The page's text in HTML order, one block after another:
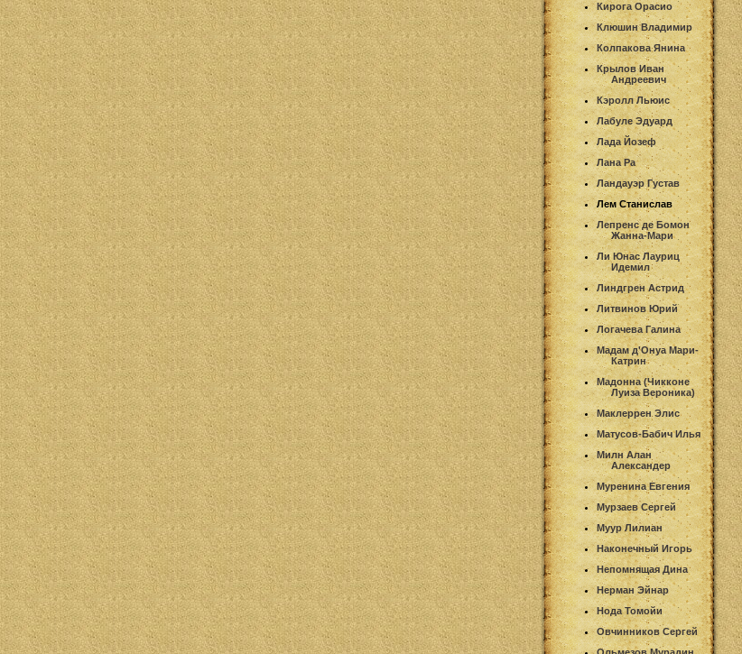
Кирога Орасио
Клюшин Владимир
Колпакова Янина
Крылов Иван
Андреевич
Кэролл Льюис
Лабуле Эдуард
Лада Йозеф
Лана Ра
Ландауэр Густав
Лем Станислав
Лепренс де Бомон
Жанна-Мари
Ли Юнас Лауриц
Идемил
Линдгрен Астрид
Литвинов Юрий
Логачева Галина
Мадам д'Онуа Мари-
Катрин
Мадонна (Чикконе
Луиза Вероника)
Маклеррен Элис
Матусов-Бабич Илья
Милн Алан
Александер
Муренина Евгения
Мурзаев Сергей
Муур Лилиан
Наконечный Игорь
Непомнящая Дина
Нерман Эйнар
Нода Томойи
Овчинников Сергей